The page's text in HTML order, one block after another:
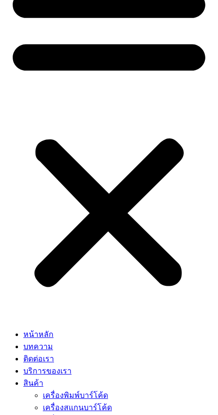
หน้าหลัก
บทความ
ติดต่อเรา
บริการของเรา
สินค้า
เครื่องพิมพ์บาร์โค้ด
เครื่องสแกนบาร์โค้ด